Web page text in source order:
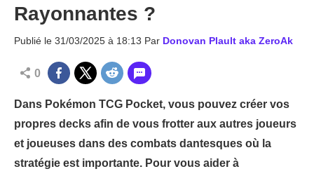
Rayonnantes ?
Publié le 31/03/2025 à 18:13 Par Donovan Plault aka ZeroAk
0
Dans Pokémon TCG Pocket, vous pouvez créer vos
propres decks afin de vous frotter aux autres joueurs
et joueuses dans des combats dantesques où la
stratégie est importante. Pour vous aider à